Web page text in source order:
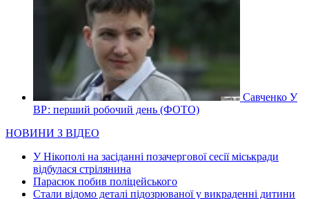
Савченко У
ВР: перший робочий день (ФОТО)
НОВИНИ З ВІДЕО
У Нікополі на засіданні позачергової сесії міськради
відбулася стрілянина
Парасюк побив поліцейського
Стали відомо деталі підозрюваної у викраденні дитини